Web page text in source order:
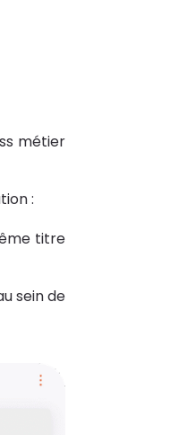
métier
:
titre
sein de